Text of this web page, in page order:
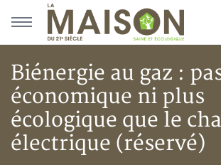
Aller au menu principal
Aller au contenu principal
Biénergie au gaz :
économique ni plus
écologique que le
électrique (réservé)